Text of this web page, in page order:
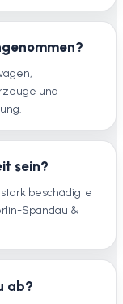
und
sein?
beschädigte
Spandau &
ab?